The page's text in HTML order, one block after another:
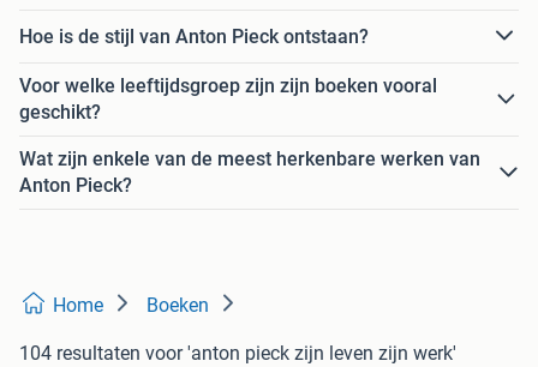
Hoe is de stijl van Anton Pieck ontstaan?
Voor welke leeftijdsgroep zijn zijn boeken vooral
geschikt?
Wat zijn enkele van de meest herkenbare werken van
Anton Pieck?
Home Boeken
104 resultaten voor 'anton pieck zijn leven zijn werk'